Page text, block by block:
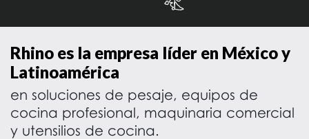
Rhino es la empresa líder en México y
Latinoamérica
en soluciones de pesaje, equipos de
cocina profesional, maquinaria comercial
y utensilios de cocina.